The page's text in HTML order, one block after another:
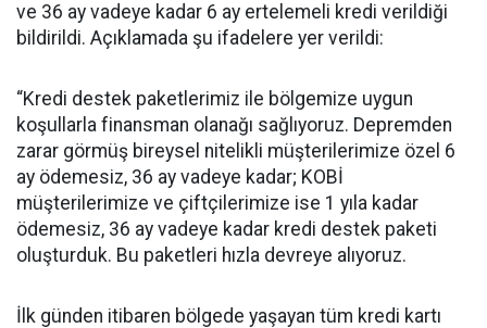
ve 36 ay vadeye kadar 6 ay ertelemeli kredi verildiği
bildirildi. Açıklamada şu ifadelere yer verildi:
“Kredi destek paketlerimiz ile bölgemize uygun
koşullarla finansman olanağı sağlıyoruz. Depremden
zarar görmüş bireysel nitelikli müşterilerimize özel 6
ay ödemesiz, 36 ay vadeye kadar; KOBİ
müşterilerimize ve çiftçilerimize ise 1 yıla kadar
ödemesiz, 36 ay vadeye kadar kredi destek paketi
oluşturduk. Bu paketleri hızla devreye alıyoruz.
İlk günden itibaren bölgede yaşayan tüm kredi kartı